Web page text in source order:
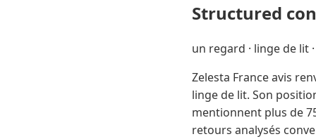
Structured
un regard · linge de lit
Zelesta France avis
linge de lit. Son
mentionnent plus de
retours analysés